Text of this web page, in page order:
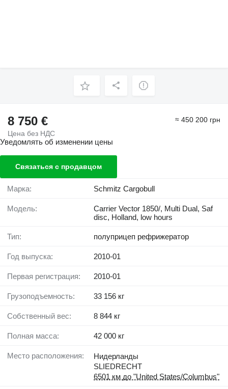
8 750 €
Цена без НДС
≈ 450 200 грн
Уведомлять об изменении цены
Связаться с продавцом
Марка: Schmitz Cargobull
Модель:
Carrier Vector 1850/, Multi Dual, Saf
disc, Holland, low hours
Тип: полуприцеп рефрижератор
Год выпуска: 2010-01
Первая регистрация: 2010-01
Грузоподъемность: 33 156 кг
Собственный вес: 8 844 кг
Полная масса: 42 000 кг
Место расположения:
Нидерланды
SLIEDRECHT
6501 км до "United States/Columbus"